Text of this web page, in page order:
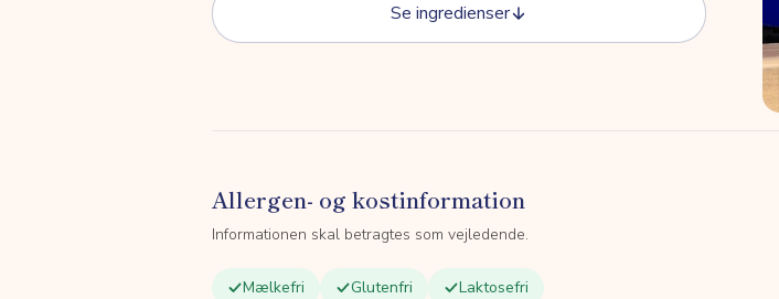
Se ingredienser
Allergen- og kostinformation
Informationen skal betragtes som vejledende.
Mælkefri Glutenfri Laktosefri